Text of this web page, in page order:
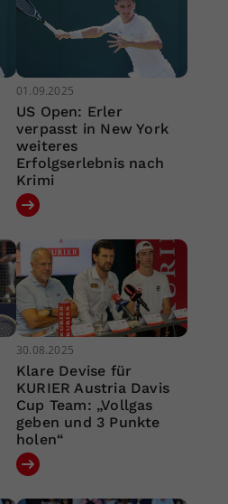
01.09.2025
US Open: Erler
verpasst in New York
weiteres
Erfolgserlebnis nach
Krimi
30.08.2025
Klare Devise für
KURIER Austria Davis
Cup Team: „Vollgas
geben und 3 Punkte
holen“